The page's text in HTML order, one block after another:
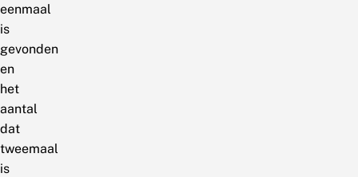
eenmaal
is
gevonden
en
het
aantal
dat
tweemaal
is